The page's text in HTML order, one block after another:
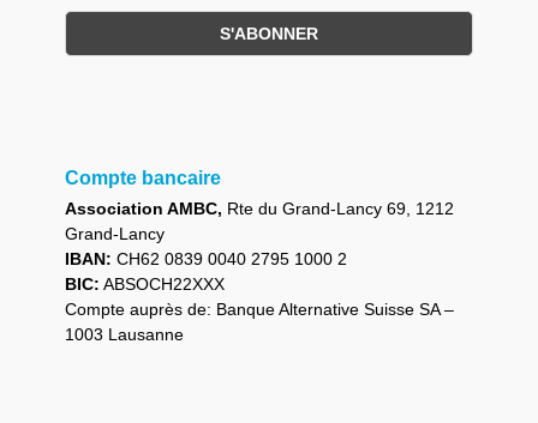
Compte bancaire
Association AMBC, Rte du Grand-Lancy 69, 1212
Grand-Lancy
IBAN: CH62 0839 0040 2795 1000 2
BIC: ABSOCH22XXX
Compte auprès de: Banque Alternative Suisse SA –
1003 Lausanne